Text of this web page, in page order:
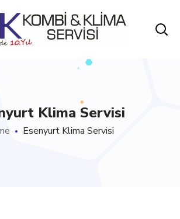
Klima Servisi
Esenyurt Klima Servisi